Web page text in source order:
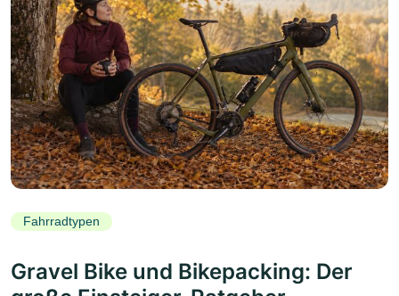
Fahrradtypen
Gravel Bike und Bikepacking: Der